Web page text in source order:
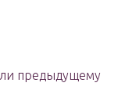
предыдущему